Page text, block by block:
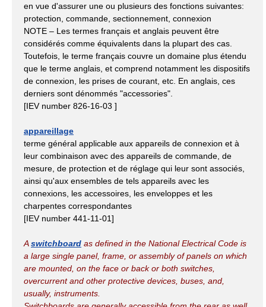
en vue d'assurer une ou plusieurs des fonctions suivantes:
protection, commande, sectionnement, connexion
NOTE – Les termes français et anglais peuvent être
considérés comme équivalents dans la plupart des cas.
Toutefois, le terme français couvre un domaine plus étendu
que le terme anglais, et comprend notamment les dispositifs
de connexion, les prises de courant, etc. En anglais, ces
derniers sont dénommés "accessories".
[IEV number 826-16-03 ]
appareillage
terme général applicable aux appareils de connexion et à
leur combinaison avec des appareils de commande, de
mesure, de protection et de réglage qui leur sont associés,
ainsi qu'aux ensembles de tels appareils avec les
connexions, les accessoires, les enveloppes et les
charpentes correspondantes
[IEV number 441-11-01]
Aswitchboard as defined in the National Electrical Code is
a large single panel, frame, or assembly of panels on which
are mounted, on the face or back or both switches,
overcurrent and other protective devices, buses, and,
usually, instruments.